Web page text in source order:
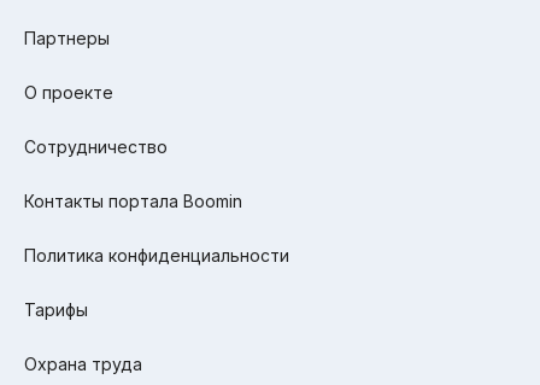
Партнеры
О проекте
Сотрудничество
Контакты портала Boomin
Политика конфиденциальности
Тарифы
Охрана труда